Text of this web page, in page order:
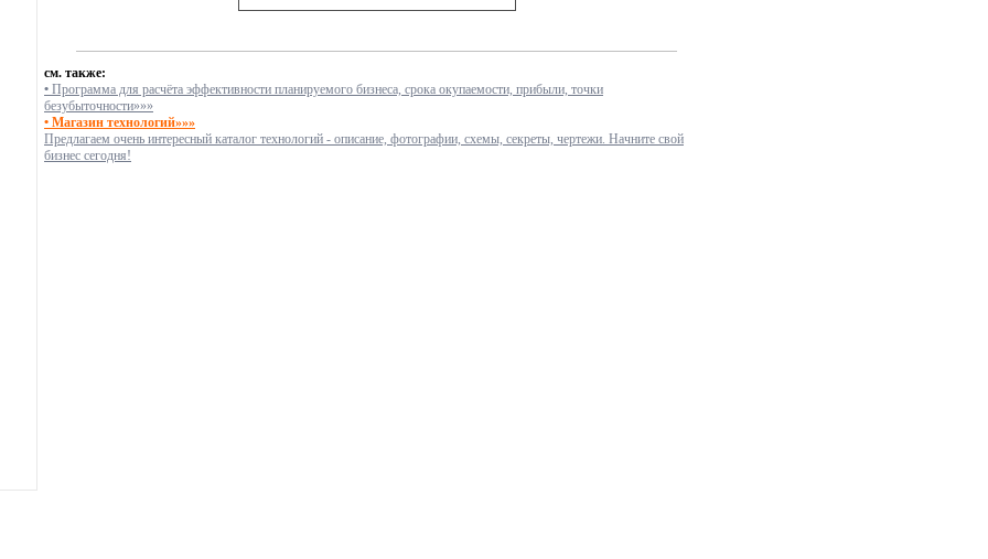
см. также:
• Программа для расчёта эффективности планируемого бизнеса, срока окупаемости, прибыли, точки
безубыточности»»»
• Магазин технологий»»»
Предлагаем очень интересный каталог технологий - описание, фотографии, схемы, секреты, чертежи. Начните свой
бизнес сегодня!